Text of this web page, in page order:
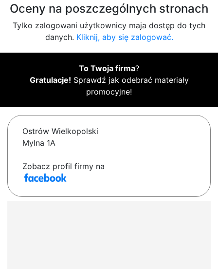
Oceny na poszczególnych stronach
Tylko zalogowani użytkownicy maja dostęp do tych
danych. Kliknij, aby się zalogować.
To Twoja firma?
Gratulacje! Sprawdź jak odebrać materiały
promocyjne!
Ostrów Wielkopolski
Mylna 1A
Zobacz profil firmy na